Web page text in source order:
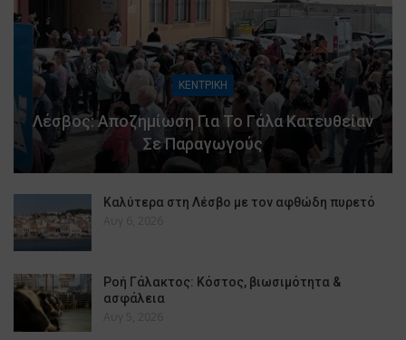
ΚΕΝΤΡΙΚΗ
Λέσβος: Αποζημίωση Για Το Γάλα Κατευθείαν
Σε Παραγωγούς
Καλύτερα στη Λέσβο με τον αφθώδη πυρετό
Αυγ 6, 2026
Ροή Γάλακτος: Κόστος, βιωσιμότητα &
ασφάλεια
Αυγ 5, 2026